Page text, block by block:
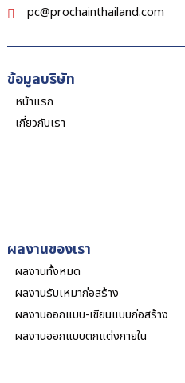
pc@prochainthailand.com
ข้อมูลบริษัท
หน้าแรก
เกี่ยวกับเรา
ผลงานของเรา
ผลงานทั้งหมด
ผลงานรับเหมาก่อสร้าง
ผลงานออกแบบ-เขียนแบบก่อสร้าง
ผลงานออกแบบตกแต่งภายใน